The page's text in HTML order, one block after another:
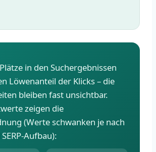
in den Suchergebnissen
Löwenanteil der Klicks – die
bleiben fast unsichtbar.
zeigen die
(Werte schwanken je nach
Aufbau):